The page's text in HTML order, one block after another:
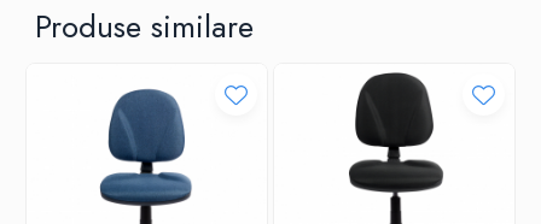
SISTEME DE AFISARE SI DE
PREZENTARE
TABLE DE CONFERINTA
VIDEOPROIECTOARE
ECRANE DE PROTECTIE SI ACCESORII
ACCESORII PENTRU TABLE SI
Produse similare